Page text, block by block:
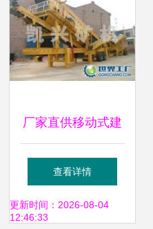
租赁服务
厂家直供移动式建
筑垃圾破碎站 高效
环保的建筑设备新
查看详情
更新时间：2026-08-04
12:46:33